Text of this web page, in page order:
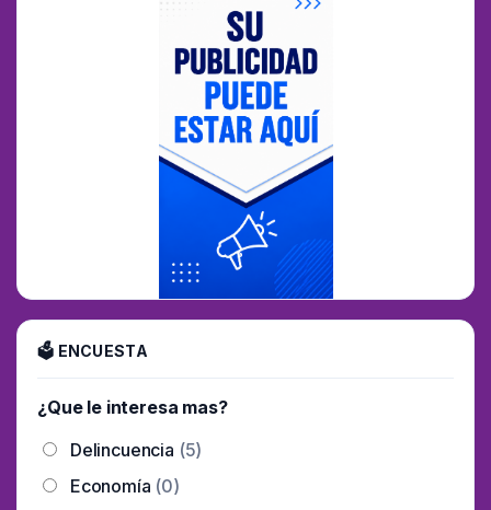
🗳 ENCUESTA
¿Que le interesa mas?
Delincuencia (5)
Economía (0)